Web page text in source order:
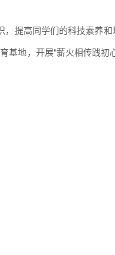
提高同学们的科技素养
基地，开展“薪火相传践初